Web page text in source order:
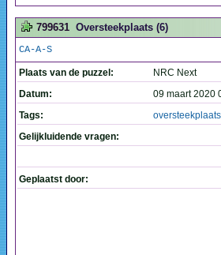
799631 Oversteekplaats (6)
CA-A-S
Plaats van de puzzel:
NRC Next
Datum:
09 maart 2020
Tags:
oversteekplaats
Gelijkluidende vragen:
Geplaatst door: